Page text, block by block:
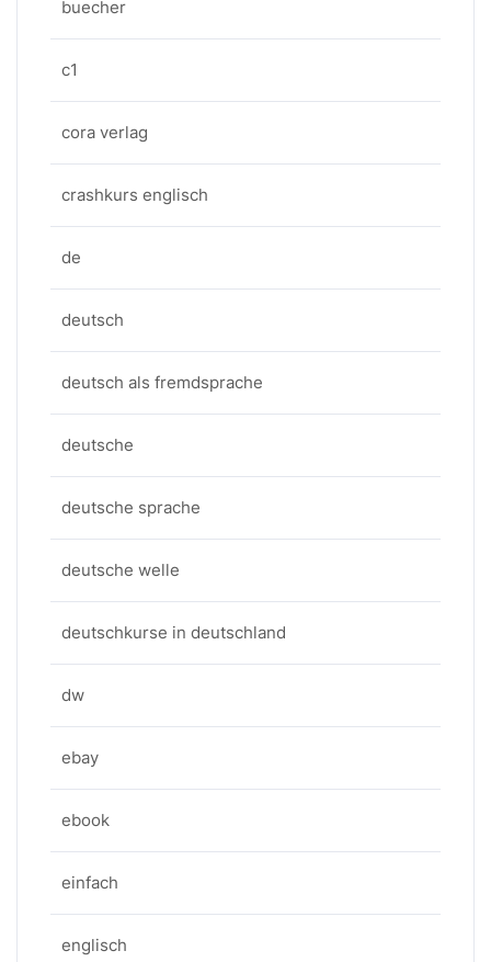
buecher
c1
cora verlag
crashkurs englisch
de
deutsch
deutsch als fremdsprache
deutsche
deutsche sprache
deutsche welle
deutschkurse in deutschland
dw
ebay
ebook
einfach
englisch